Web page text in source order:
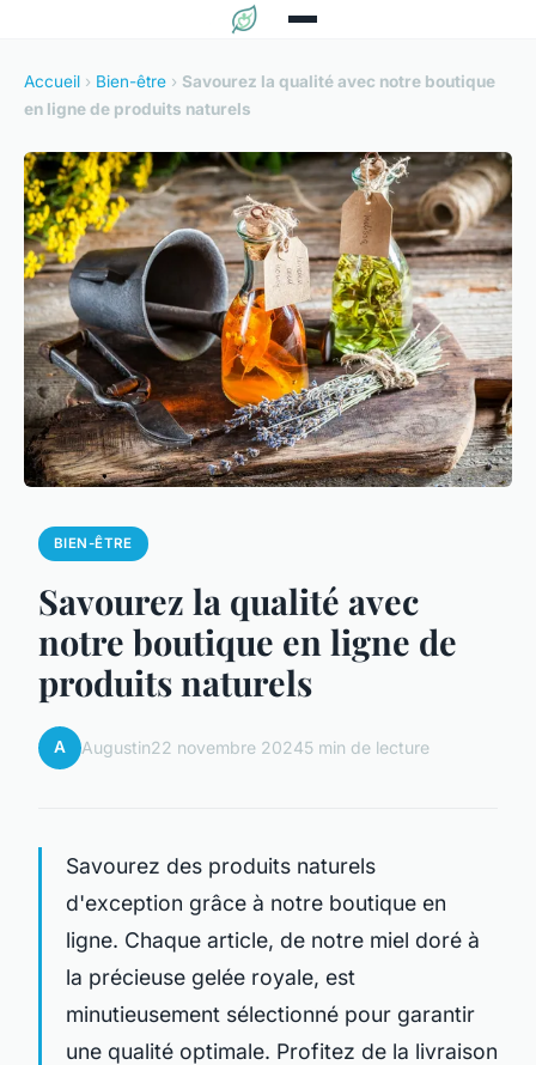
Accueil › Bien-être › Savourez la qualité avec notre boutique
en ligne de produits naturels
BIEN-ÊTRE
Savourez la qualité avec
notre boutique en ligne de
produits naturels
A Augustin22 novembre 20245 min de lecture
Savourez des produits naturels
d'exception grâce à notre boutique en
ligne. Chaque article, de notre miel doré à
la précieuse gelée royale, est
minutieusement sélectionné pour garantir
une qualité optimale. Profitez de la livraison